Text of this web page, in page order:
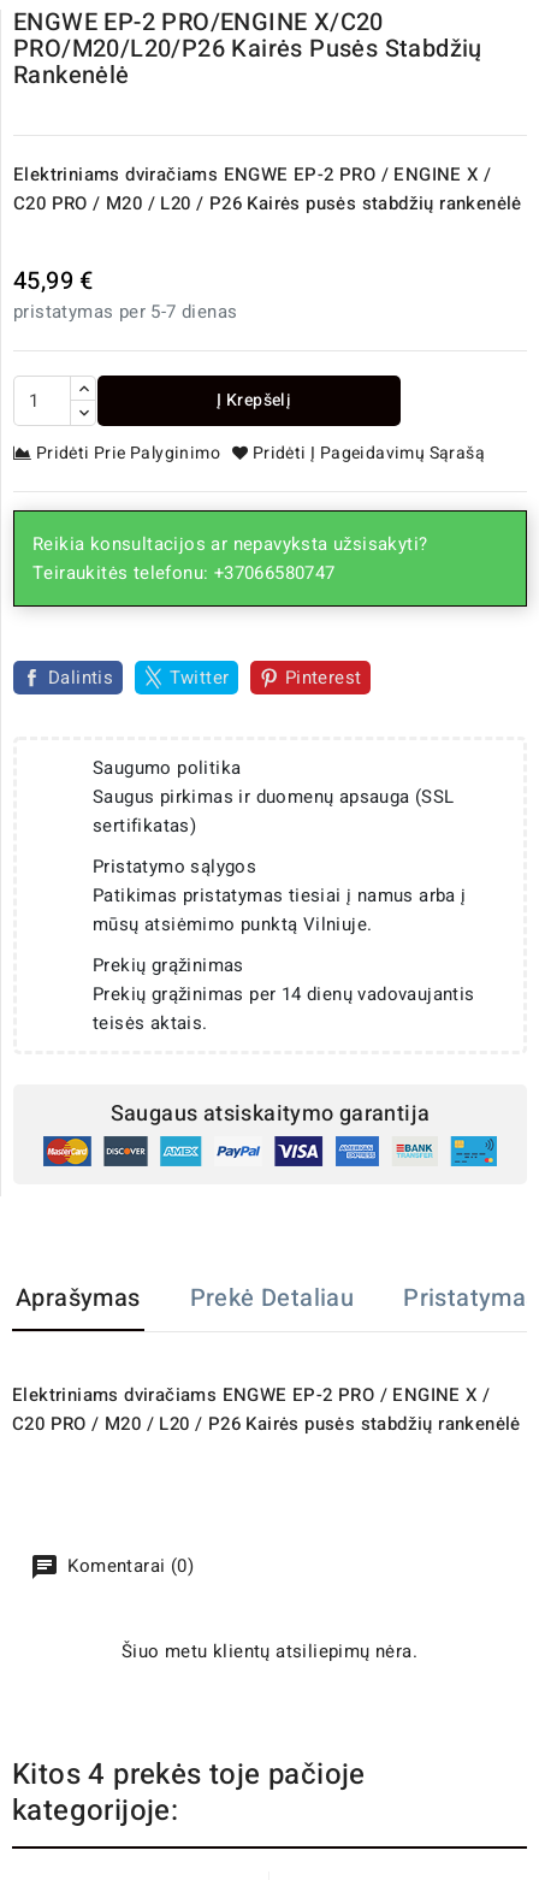
ENGWE EP-2 PRO/ENGINE X/C20
PRO/M20/L20/P26 Kairės Pusės Stabdžių
Rankenėlė
Elektriniams dviračiams ENGWE EP-2 PRO / ENGINE X /
C20 PRO / M20 / L20 / P26 Kairės pusės stabdžių rankenėlė
45,99 €
pristatymas per 5-7 dienas
Į Krepšelį
Pridėti Prie Palyginimo Pridėti Į Pageidavimų Sąrašą
Reikia konsultacijos ar nepavyksta užsisakyti?
Teiraukitės telefonu: +37066580747
Dalintis Twitter Pinterest
Saugumo politika
Saugus pirkimas ir duomenų apsauga (SSL
sertifikatas)
Pristatymo sąlygos
Patikimas pristatymas tiesiai į namus arba į
mūsų atsiėmimo punktą Vilniuje.
Prekių grąžinimas
Prekių grąžinimas per 14 dienų vadovaujantis
teisės aktais.
Saugaus atsiskaitymo garantija
Aprašymas Prekė Detaliau Pristatymas
Elektriniams dviračiams ENGWE EP-2 PRO / ENGINE X /
C20 PRO / M20 / L20 / P26 Kairės pusės stabdžių rankenėlė
Komentarai (0)
Šiuo metu klientų atsiliepimų nėra.
Kitos 4 prekės toje pačioje
kategorijoje: